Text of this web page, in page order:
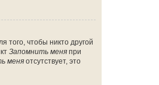
того, чтобы никто другой
Запомнить меня при
меня отсутствует, это